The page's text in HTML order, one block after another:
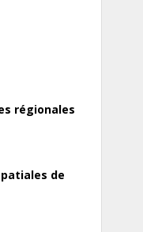
régionales
de